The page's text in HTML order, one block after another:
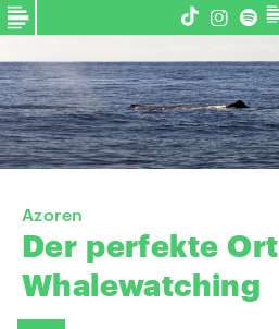
Azoren
Der perfekte Ort
Whalewatching